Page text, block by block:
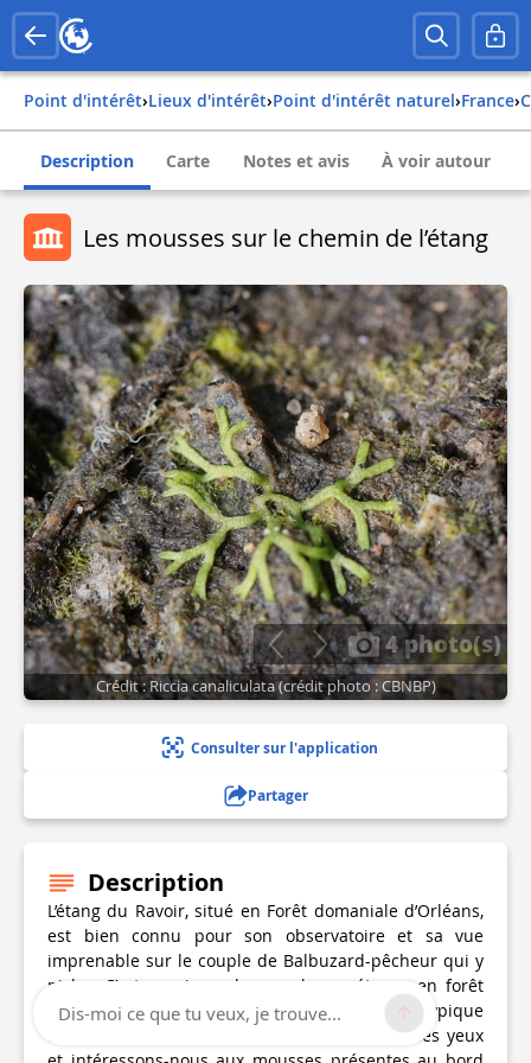
Point d'intérêt› Lieux d'intérêt› Point d'intérêt naturel› france›
Description Carte Notes et avis À voir autour
Les mousses sur le chemin de l’étang
4 photo(s)
Crédit : Riccia canaliculata (crédit photo : CBNBP)
Consulter sur l'application
Partager
Description
L’étang du Ravoir, situé en Forêt domaniale d’Orléans,
est bien connu pour son observatoire et sa vue
imprenable sur le couple de Balbuzard-pêcheur qui y
niche. C’est aussi un des nombreux étangs en forêt
d’Orléans où vous pouvez observer une flore typique
des rives exondées en fin d’été. Ici, baissons les yeux
Dis-moi ce que tu veux, je trouve...